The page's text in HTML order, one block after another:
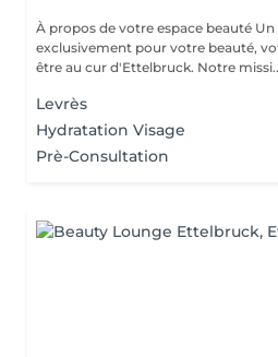
À propos de votre espace beauté Un univers pensé
exclusivement pour votre beauté,
être au cur d'Ettelbruck. Notre
Levrès
Hydratation Visage
Prè-Consultation